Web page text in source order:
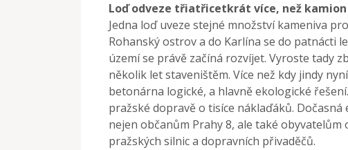
Loď odveze třiatřicetkrát více, než kamion
Jedna loď uveze stejné množství kameniva
Rohanský ostrov a do Karlína se do patnácti
území se právě začíná rozvíjet. Vyroste tady
několik let staveništěm. Více než kdy jindy
betonárna logické, a hlavně ekologické
pražské dopravě o tisíce náklaďáků.
nejen občanům Prahy 8, ale také
pražských silnic a dopravních přivaděčů.